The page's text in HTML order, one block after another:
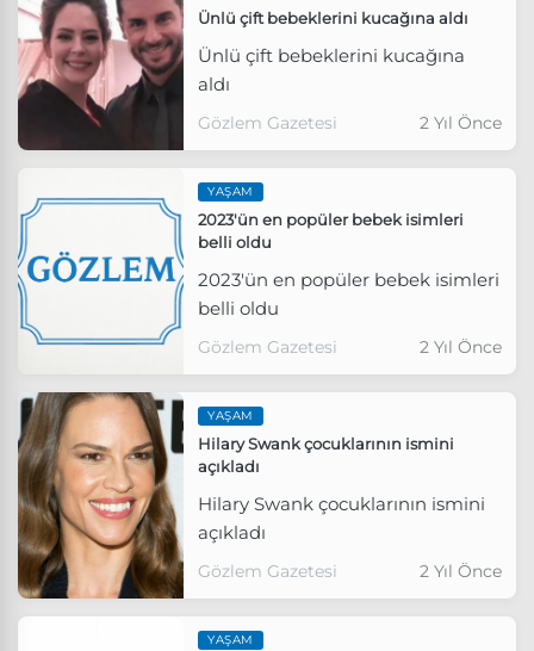
Ünlü çift bebeklerini kucağına aldı
Ünlü çift bebeklerini kucağına
aldı
Gözlem Gazetesi 2 Yıl Önce
YAŞAM
2023'ün en popüler bebek isimleri
belli oldu
2023'ün en popüler bebek isimleri
belli oldu
Gözlem Gazetesi 2 Yıl Önce
YAŞAM
Hilary Swank çocuklarının ismini
açıkladı
Hilary Swank çocuklarının ismini
açıkladı
Gözlem Gazetesi 2 Yıl Önce
YAŞAM